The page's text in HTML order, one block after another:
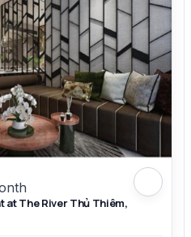
The River Thủ Thiêm,